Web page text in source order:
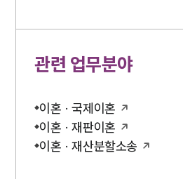
관련 업무분야
이혼 · 국제이혼
이혼 · 재판이혼
이혼 · 재산분할소송